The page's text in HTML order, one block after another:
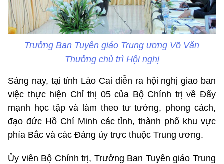
Trưởng Ban Tuyên giáo Trung ương Võ Văn
Thưởng chủ trì Hội nghị
Sáng nay, tại tỉnh Lào Cai diễn ra hội nghị giao ban
việc thực hiện Chỉ thị 05 của Bộ Chính trị về Đẩy
mạnh học tập và làm theo tư tưởng, phong cách,
đạo đức Hồ Chí Minh các tỉnh, thành phố khu vực
phía Bắc và các Đảng ủy trực thuộc Trung ương.
Ủy viên Bộ Chính trị, Trưởng Ban Tuyên giáo Trung